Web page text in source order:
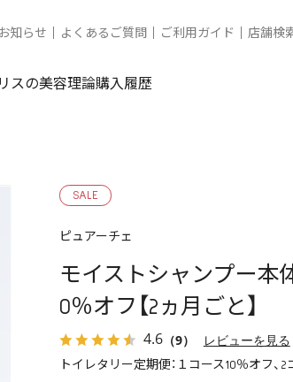
お知らせ よくあるご質問 ご利用ガイド 店舗検
スの美容理論購入履歴
SALE
ピュアーチェ
モイストシャンプー本
0％オフ【2ヵ月ごと】
4.6（9） レビューを見る
トイレタリー定期便：１コース10％オフ、